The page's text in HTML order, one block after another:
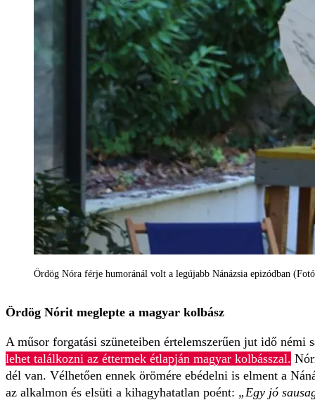
Ördög Nóra férje humoránál volt a legújabb Nánázsia epizódban
Ördög Nórit meglepte a magyar kolbász
A műsor forgatási szüneteiben értelemszerűen jut idő
lehet találkozni az éttermek étlapján magyar kolbásszal.
dél van. Vélhetően ennek örömére ebédelni is elment a
az alkalmon és elsüti a kihagyhatatlan poént: „Egy jó